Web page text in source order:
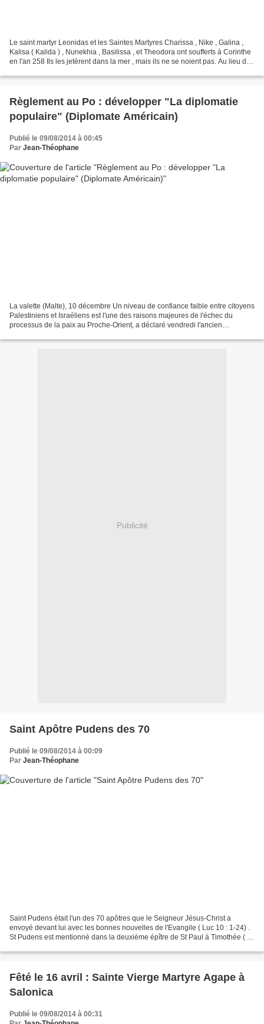
Le saint martyr Leonidas et les Saintes Martyres Charissa , Nike , Galina ,
Kalisa ( Kalida ) , Nunekhia , Basilissa , et Theodora ont soufferts à Corinthe
en l'an 258 Ils les jetèrent dans la mer , mais ils ne se noient pas. Au lieu de
Règlement au Po : développer "La diplomatie
populaire" (Diplomate Américain)
Publié le 09/08/2014 à 00:45
Par Jean-Théophane
La valette (Malte), 10 décembre Un niveau de confiance faible entre citoyens
Palestiniens et Israéliens est l'une des raisons majeures de l'échec du
processus de la paix au Proche-Orient, a déclaré vendredi l'ancien
Publicité
Saint Apôtre Pudens des 70
Publié le 09/08/2014 à 00:09
Par Jean-Théophane
Saint Pudens était l'un des 70 apôtres que le Seigneur Jésus-Christ a
envoyé devant lui avec les bonnes nouvelles de l'Evangile ( Luc 10 : 1-24) .
St Pudens est mentionné dans la deuxième épître de St Paul à Timothée ( 2
Fêté le 16 avril : Sainte Vierge Martyre Agape à
Salonica
Publié le 09/08/2014 à 00:31